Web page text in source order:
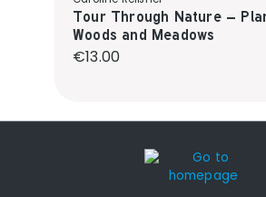
Tour Through Nature –
Woods and Meadows
Regular price:
€13.00